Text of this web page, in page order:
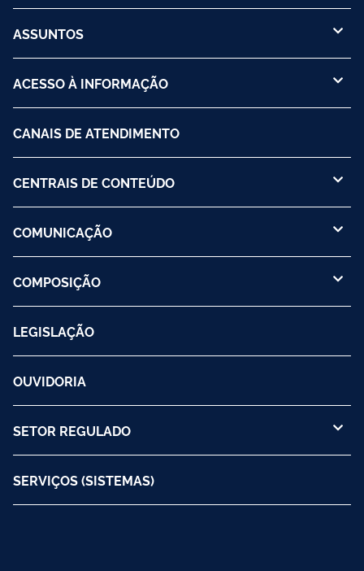
ASSUNTOS
ACESSO À INFORMAÇÃO
CANAIS DE ATENDIMENTO
CENTRAIS DE CONTEÚDO
COMUNICAÇÃO
COMPOSIÇÃO
LEGISLAÇÃO
OUVIDORIA
SETOR REGULADO
SERVIÇOS (SISTEMAS)